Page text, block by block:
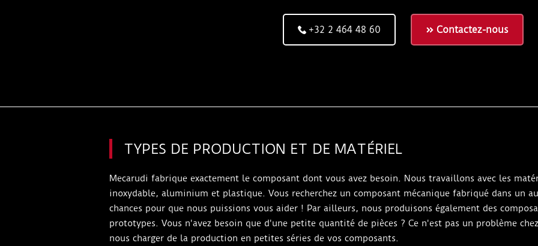
+32 2 464 48 60 Contactez-nous
TYPES DE PRODUCTION ET DE MATÉRIEL
Mecarudi fabrique exactement le composant dont vous avez besoin. Nous travaillons avec les
inoxydable, aluminium et plastique. Vous recherchez un composant mécanique fabriqué dans un
chances pour que nous puissions vous aider ! Par ailleurs, nous produisons également des
prototypes. Vous n'avez besoin que d'une petite quantité de pièces ? Ce n'est pas un problème
nous charger de la production en petites séries de vos composants.